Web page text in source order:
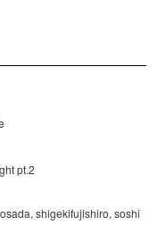
pt.2
shigekifujishiro, soshi